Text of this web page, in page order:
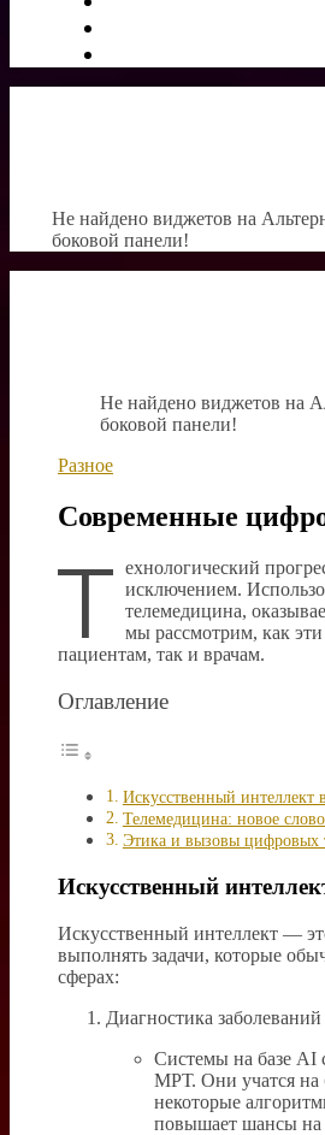
Не найдено виджетов на
боковой панели!
Не найдено виджетов на
боковой панели!
Разное
Современные
Т ехнологический
исключением.
телемедицина,
мы рассмотрим, как
пациентам, так и врачам.
Оглавление
Искусственный интеллект
Телемедицина: новое
Этика и вызовы цифровых
Искусственный
Искусственный интеллект —
выполнять задачи, которые
сферах:
Диагностика заболеваний
Системы на базе AI
МРТ. Они учатся на
некоторые
повышает шансы на